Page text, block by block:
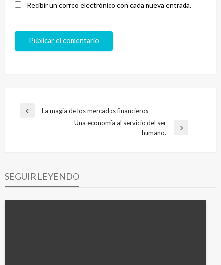
Recibir un correo electrónico con cada nueva entrada.
Navegación
Entrada
La magia de los mercados financieros
Una economía al servicio del ser
humano.
SEGUIR LEYENDO